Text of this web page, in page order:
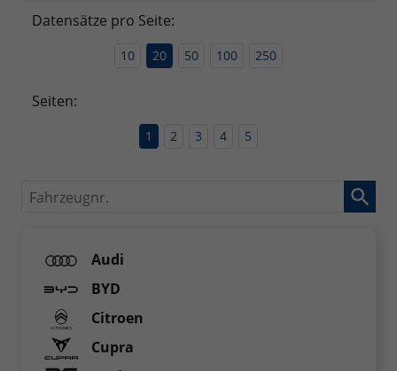
Datensätze pro Seite:
10 20 50 100 250
Seiten:
1 2 3 4 5
Fahrzeugnr.
Audi
BYD
Citroen
Cupra